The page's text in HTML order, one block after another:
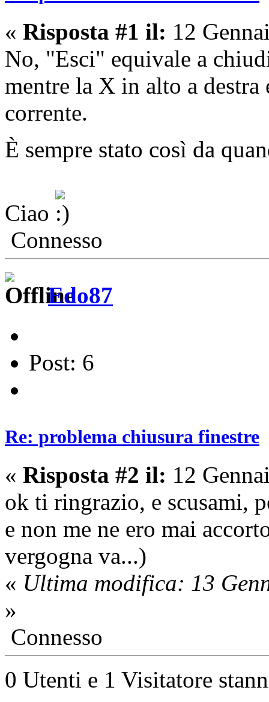
« Risposta #1 il: 12
No, "Esci" equivale a
mentre la X in alto a
corrente.
È sempre stato così da
Ciao
Connesso
Edo87
Post: 6
Re: problema chiusura finestre
« Risposta #2 il: 12
ok ti ringrazio, e scusami,
e non me ne ero mai
vergogna va...)
« Ultima modifica: 13
»
Connesso
0 Utenti e 1 Visitatore